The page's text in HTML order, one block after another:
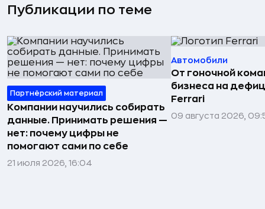
Публикации по теме
Партнёрский материал
Компании научились собирать
данные. Принимать решения —
нет: почему цифры не
помогают сами по себе
21 июля 2026, 16:04
Автомобили
От гоночной
бизнеса на
Ferrari
09 августа 2026,